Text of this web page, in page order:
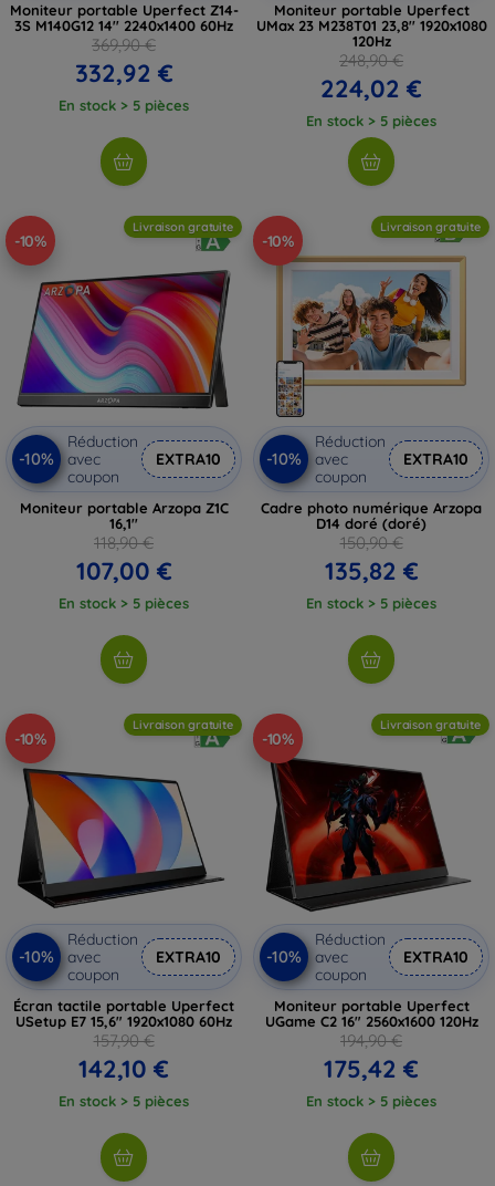
Moniteur portable Uperfect Z14-
3S M140G12 14'' 2240x1400 60Hz
369,90 €
332,92 €
En stock > 5 pièces
Moniteur portable Uperfect
UMax 23 M238T01 23,8'' 1920x1080
120Hz
248,90 €
224,02 €
En stock > 5 pièces
-10%
Livraison gratuite
-10%
Réduction
avec
coupon
EXTRA10
Moniteur portable Arzopa Z1C
16,1''
118,90 €
107,00 €
En stock > 5 pièces
-10%
Livraison gratuite
-10%
Réduction
avec
coupon
EXTRA10
Cadre photo numérique Arzopa
D14 doré (doré)
150,90 €
135,82 €
En stock > 5 pièces
-10%
Livraison gratuite
-10%
Réduction
avec
coupon
EXTRA10
Écran tactile portable Uperfect
USetup E7 15,6" 1920x1080 60Hz
157,90 €
142,10 €
En stock > 5 pièces
-10%
Livraison gratuite
-10%
Réduction
avec
coupon
EXTRA10
Moniteur portable Uperfect
UGame C2 16" 2560x1600 120Hz
194,90 €
175,42 €
En stock > 5 pièces